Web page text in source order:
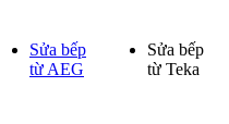
Sửa bếp
từ AEG
Sửa bếp
từ Teka